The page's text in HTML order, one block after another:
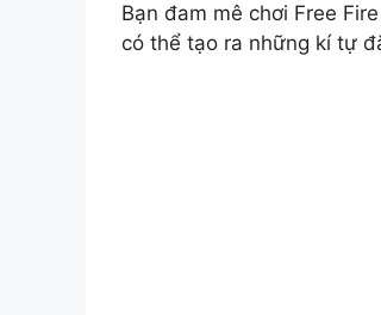
Bạn đam mê chơi Free
có thể tạo ra những kí tự